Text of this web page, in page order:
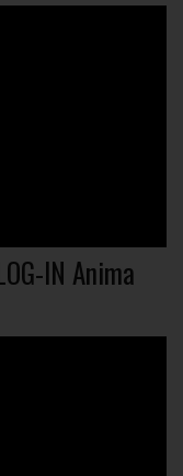
IN Anima